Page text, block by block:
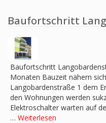
Baufortschritt
Baufortschritt
Monaten Bauzeit nähern
Langobardenstraße 1 dem
den Wohnungen werden
Elektroschalter warten auf
… Weiterlesen